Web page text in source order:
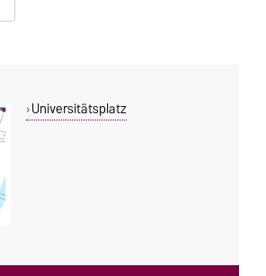
Universitätsplatz